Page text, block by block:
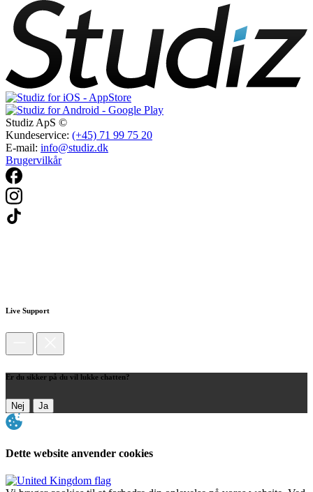
Studiz ApS ©
Kundeservice: (+45) 71 99 75 20
E-mail: info@studiz.dk
Brugervilkår
Live Support
Er du sikker på du vil lukke chatten?
Nej Ja
Dette website anvender cookies